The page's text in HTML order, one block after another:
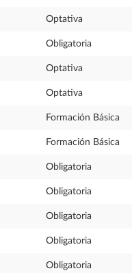
Optativa
Obligatoria
Optativa
Optativa
Formación Básica
Formación Básica
Obligatoria
Obligatoria
Obligatoria
Obligatoria
Obligatoria